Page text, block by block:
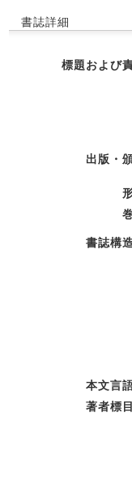
書誌詳細
標題および
出版・
書誌構
本文言
著者標